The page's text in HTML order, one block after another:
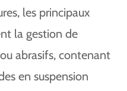
les principaux
la gestion de
abrasifs, contenant
en suspension